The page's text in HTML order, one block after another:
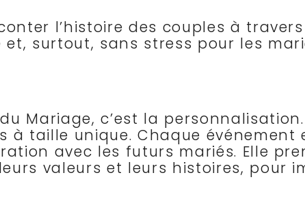
l’histoire des couples à
surtout, sans stress pour les
Mariage, c’est la
à taille unique. Chaque
avec les futurs mariés. Elle
valeurs et leurs histoires, pour